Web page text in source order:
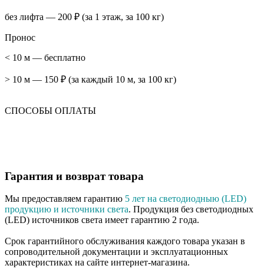
без лифта — 200 ₽ (за 1 этаж, за 100 кг)
Пронос
< 10 м — бесплатно
> 10 м — 150 ₽ (за каждый 10 м, за 100 кг)
СПОСОБЫ ОПЛАТЫ
Гарантия и возврат товара
Мы предоставляем гарантию 5 лет на светодиодныю (LED)
продукцию и источники света. Продукция без светодиодных
(LED) источников света имеет гарантию 2 года.
Срок гарантийного обслуживания каждого товара указан в
сопроводительной документации и эксплуатационных
характеристиках на сайте интернет-магазина.